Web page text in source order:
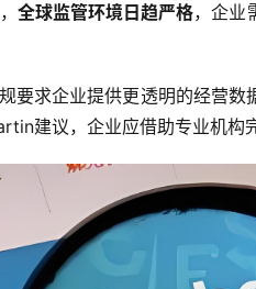
全球监管环境日趋严格，企业
要求企业提供更透明的经营
建议，企业应借助专业机构